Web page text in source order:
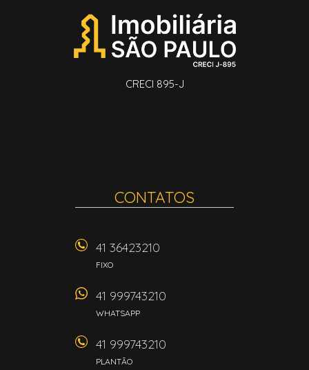
CRECI 895-J
CONTATOS
41 36423210
FIXO
41 999743210
WHATSAPP
41 999743210
PLANTÃO